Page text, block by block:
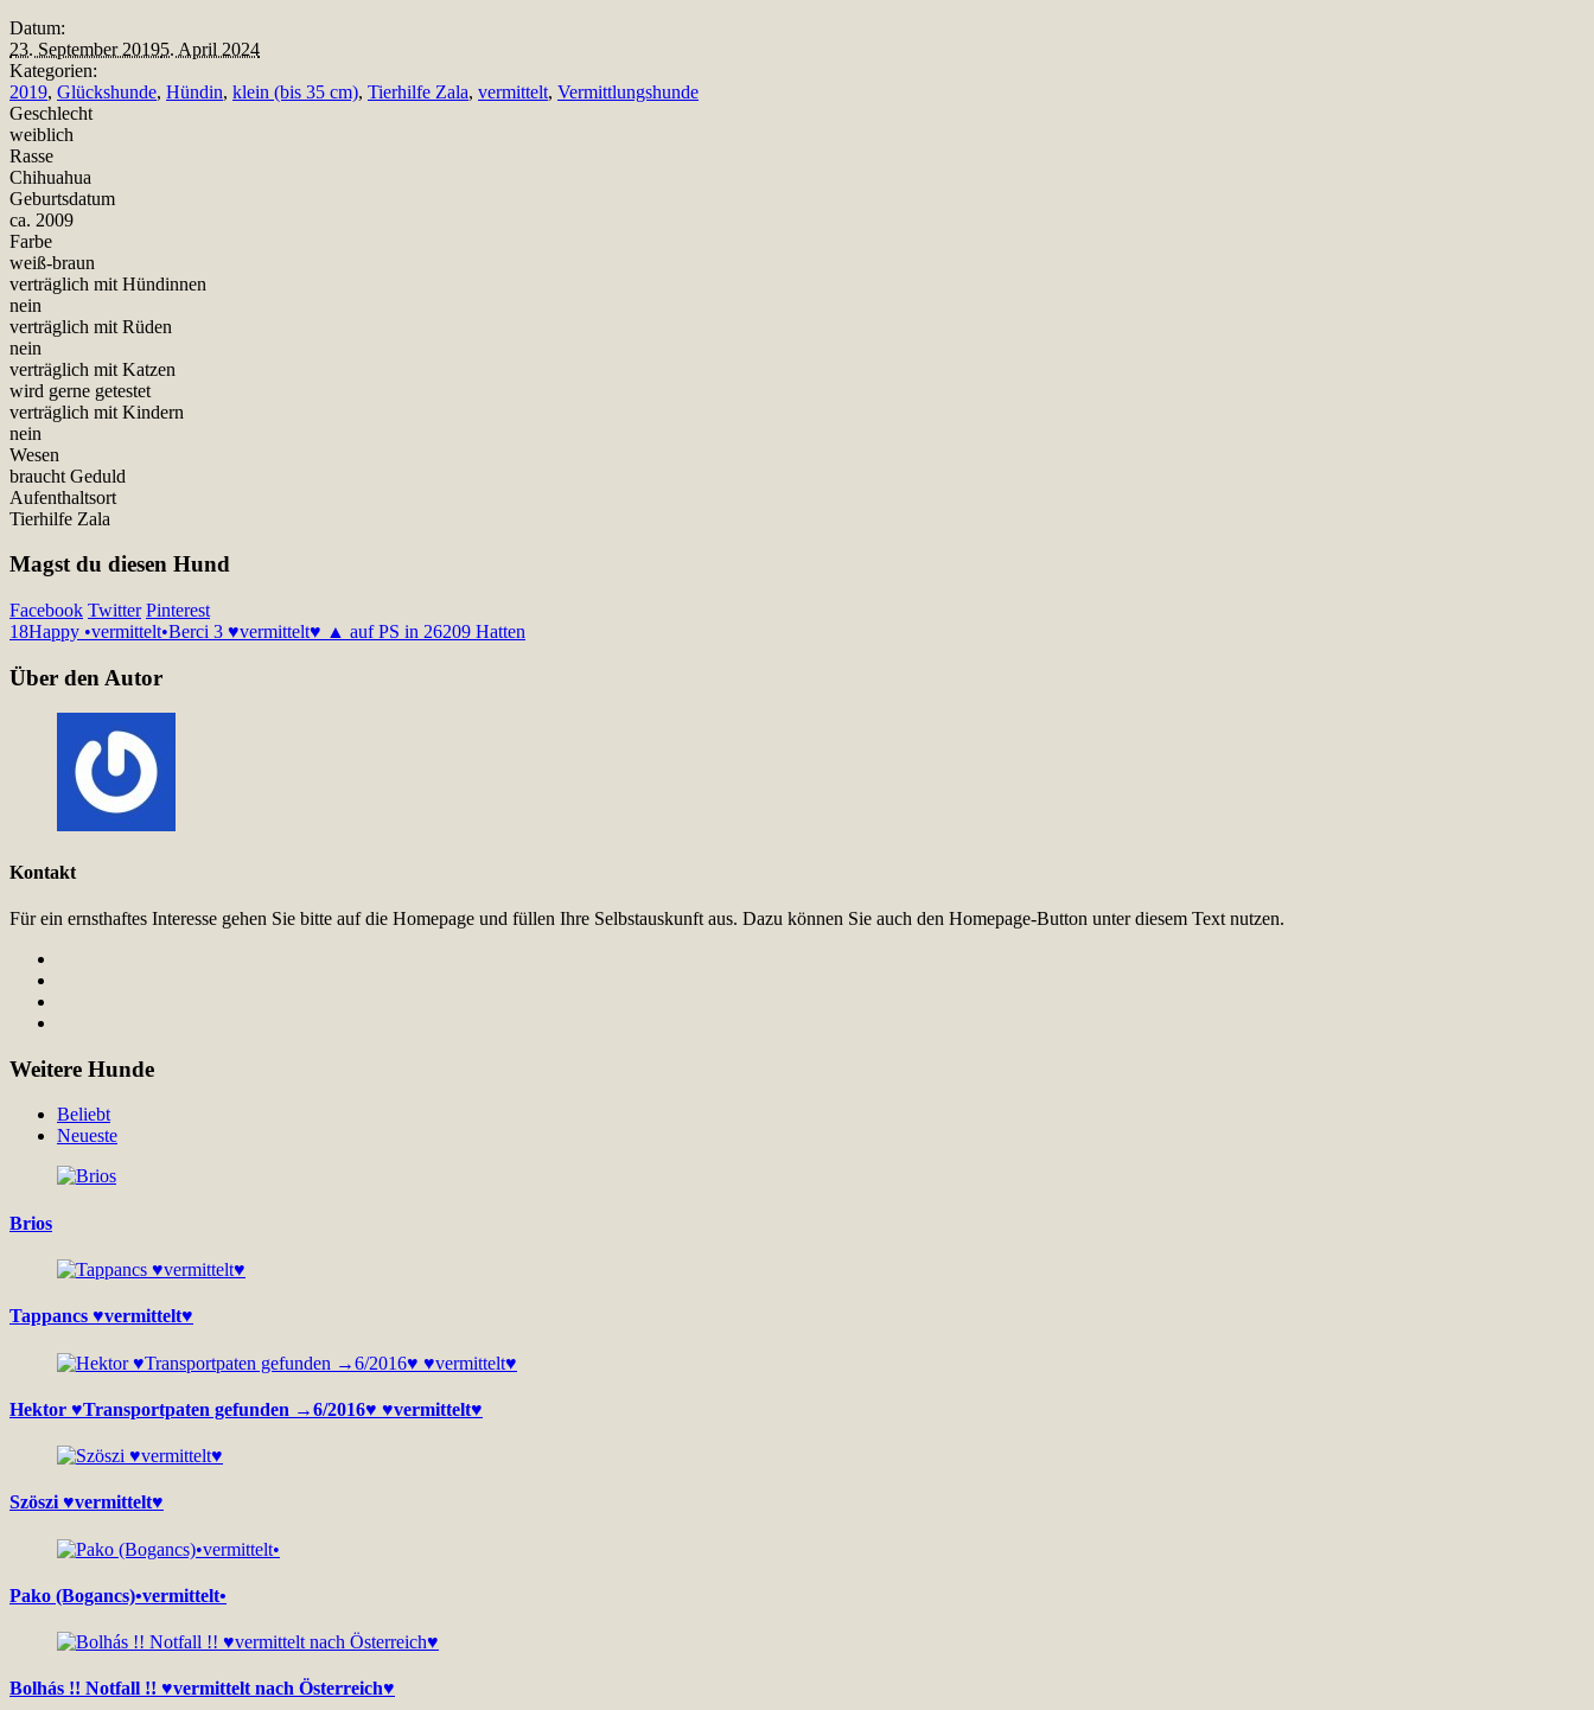
Datum:
23. September 20195. April 2024
Kategorien:
2019, Glückshunde, Hündin, klein (bis 35 cm), Tierhilfe Zala, vermittelt, Vermittlungshunde
Geschlecht
weiblich
Rasse
Chihuahua
Geburtsdatum
ca. 2009
Farbe
weiß-braun
verträglich mit Hündinnen
nein
verträglich mit Rüden
nein
verträglich mit Katzen
wird gerne getestet
verträglich mit Kindern
nein
Wesen
braucht Geduld
Aufenthaltsort
Tierhilfe Zala
Magst du diesen Hund
Facebook Twitter Pinterest
18Happy •vermittelt•Berci 3 ♥vermittelt♥ ▲ auf PS in 26209 Hatten
Über den Autor
Kontakt
Für ein ernsthaftes Interesse gehen Sie bitte auf die Homepage und füllen Ihre Selbstauskunft aus. Dazu können Sie auch den Homepage-Button unter diesem Text nutzen.
Weitere Hunde
Beliebt
Neueste
Brios
Tappancs ♥vermittelt♥
Hektor ♥Transportpaten gefunden →6/2016♥ ♥vermittelt♥
Szöszi ♥vermittelt♥
Pako (Bogancs)•vermittelt•
Bolhás !! Notfall !! ♥vermittelt nach Österreich♥